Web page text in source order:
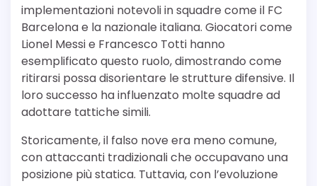
implementazioni notevoli in squadre come il FC
Barcelona e la nazionale italiana. Giocatori come
Lionel Messi e Francesco Totti hanno
esemplificato questo ruolo, dimostrando come
ritirarsi possa disorientare le strutture difensive. Il
loro successo ha influenzato molte squadre ad
adottare tattiche simili.
Storicamente, il falso nove era meno comune,
con attaccanti tradizionali che occupavano una
posizione più statica. Tuttavia, con l’evoluzione